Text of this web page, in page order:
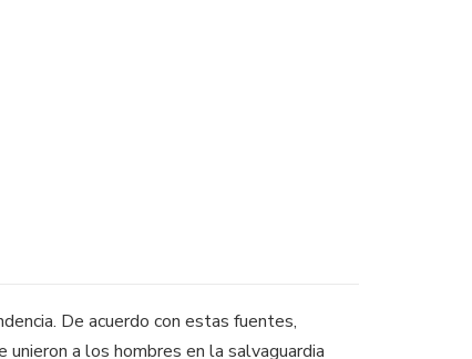
De acuerdo con estas fuentes,
a los hombres en la salvaguardia